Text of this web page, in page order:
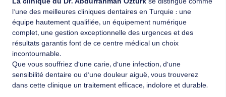
l’une des meilleures cliniques dentaires en Turquie : une
équipe hautement qualifiée, un équipement numérique
complet, une gestion exceptionnelle des urgences et des
résultats garantis font de ce centre médical un choix
incontournable.
Que vous souffriez d’une carie, d’une infection, d’une
sensibilité dentaire ou d’une douleur aiguë, vous trouverez
dans cette clinique un traitement efficace, indolore et durable.